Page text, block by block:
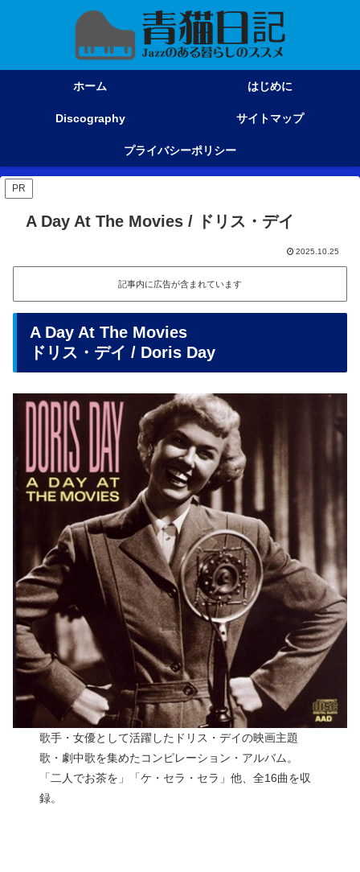
ホーム はじめに
Discography サイトマップ
プライバシーポリシー
PR
A Day At The Movies / ドリス・デイ
2025.10.25
記事内に広告が含まれています
A Day At The Movies
ドリス・デイ / Doris Day
歌手・女優として活躍したドリス・デイの映画主題
歌・劇中歌を集めたコンピレーション・アルバム。
「二人でお茶を」「ケ・セラ・セラ」他、全16曲を収
録。